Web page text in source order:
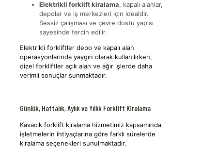
Elektrikli forklift kiralama, kapalı alanlar,
depolar ve iş merkezleri için idealdir.
Sessiz çalışması ve çevre dostu yapısı
sayesinde tercih edilir.
Elektrikli forkliftler depo ve kapalı alan
operasyonlarında yaygın olarak kullanılırken,
dizel forkliftler açık alan ve ağır işlerde daha
verimli sonuçlar sunmaktadır.
Günlük, Haftalık, Aylık ve Yıllık Forklift Kiralama
Kavacık forklift kiralama hizmetimiz kapsamında
işletmelerin ihtiyaçlarına göre farklı sürelerde
kiralama seçenekleri sunulmaktadır.